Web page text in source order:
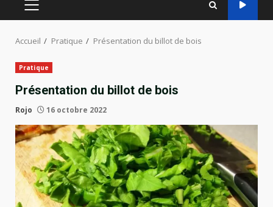
MENU
Accueil Pratique Présentation du billot de bois
Pratique
Présentation du billot de bois
Rojo 16 octobre 2022